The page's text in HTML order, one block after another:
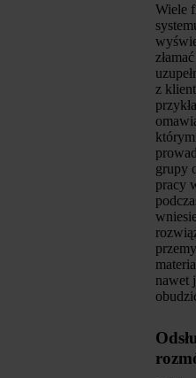
Wiele
z
grupy
pracy
nawet